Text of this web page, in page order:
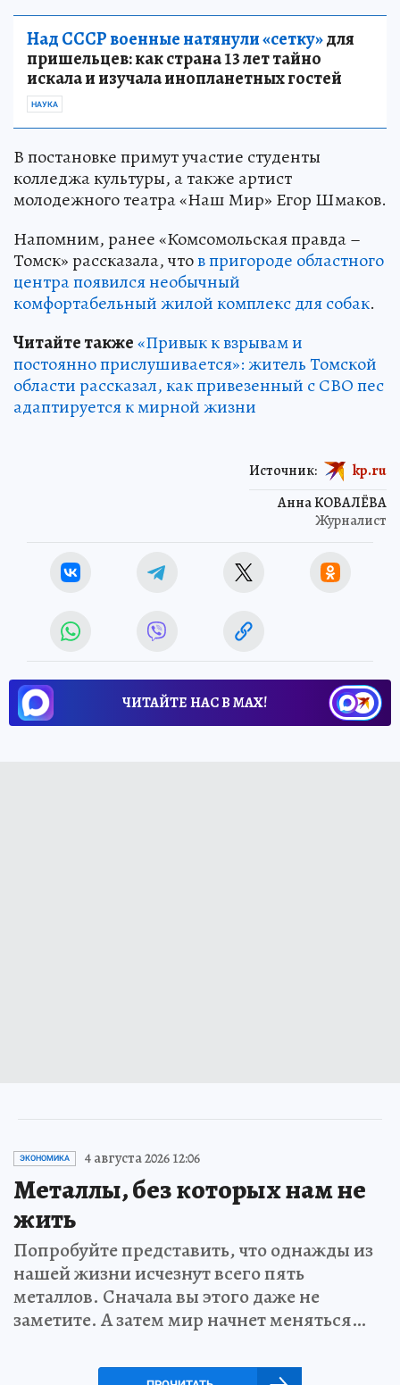
Над СССР военные натянули «сетку»для
пришельцев: как страна 13 лет тайно
искала и изучала инопланетных гостей
НАУКА
В постановке примут участие студенты
колледжа культуры, а также артист
молодежного театра «Наш Мир» Егор Шмаков.
Напомним, ранее «Комсомольская правда –
Томск» рассказала, чтов пригороде областного
центра появился необычный
комфортабельный жилой комплекс для собак.
Читайте также«Привык к взрывам и
постоянно прислушивается»: житель Томской
области рассказал, как привезенный с СВО пес
адаптируется к мирной жизни
Анна КОВАЛЁВА
Журналист
Источник: kp.ru
ЧИТАЙТЕ НАС В МАХ!
ЭКОНОМИКА 4 августа 2026 12:06
Металлы, без которых нам не
жить
Попробуйте представить, что однажды из
нашей жизни исчезнут всего пять
металлов. Сначала вы этого даже не
заметите. А затем мир начнет меняться…